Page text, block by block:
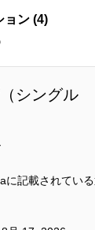
ョン (4)
シングル
記載されている